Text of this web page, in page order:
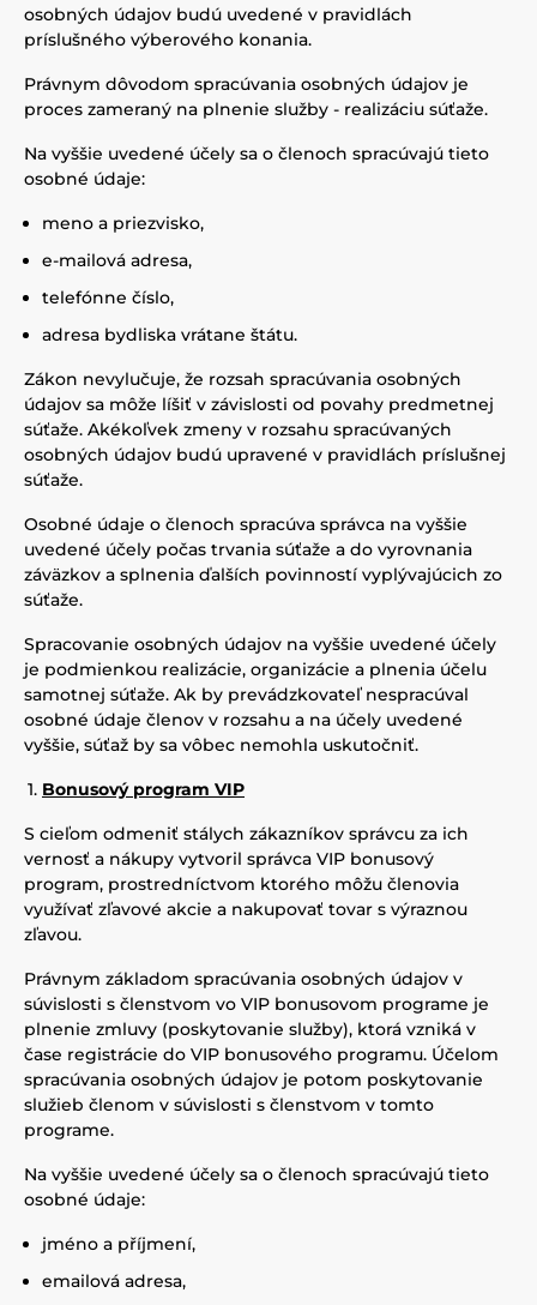
osobných údajov budú uvedené v pravidlách
príslušného výberového konania.
Právnym dôvodom spracúvania osobných údajov je
proces zameraný na plnenie služby - realizáciu súťaže.
Na vyššie uvedené účely sa o členoch spracúvajú tieto
osobné údaje:
meno a priezvisko,
e-mailová adresa,
telefónne číslo,
adresa bydliska vrátane štátu.
Zákon nevylučuje, že rozsah spracúvania osobných
údajov sa môže líšiť v závislosti od povahy predmetnej
súťaže. Akékoľvek zmeny v rozsahu spracúvaných
osobných údajov budú upravené v pravidlách príslušnej
súťaže.
Osobné údaje o členoch spracúva správca na vyššie
uvedené účely počas trvania súťaže a do vyrovnania
záväzkov a splnenia ďalších povinností vyplývajúcich zo
súťaže.
Spracovanie osobných údajov na vyššie uvedené účely
je podmienkou realizácie, organizácie a plnenia účelu
samotnej súťaže. Ak by prevádzkovateľ nespracúval
osobné údaje členov v rozsahu a na účely uvedené
vyššie, súťaž by sa vôbec nemohla uskutočniť.
Bonusový program VIP
S cieľom odmeniť stálych zákazníkov správcu za ich
vernosť a nákupy vytvoril správca VIP bonusový
program, prostredníctvom ktorého môžu členovia
využívať zľavové akcie a nakupovať tovar s výraznou
zľavou.
Právnym základom spracúvania osobných údajov v
súvislosti s členstvom vo VIP bonusovom programe je
plnenie zmluvy (poskytovanie služby), ktorá vzniká v
čase registrácie do VIP bonusového programu. Účelom
spracúvania osobných údajov je potom poskytovanie
služieb členom v súvislosti s členstvom v tomto
programe.
Na vyššie uvedené účely sa o členoch spracúvajú tieto
osobné údaje:
jméno a příjmení,
emailová adresa,